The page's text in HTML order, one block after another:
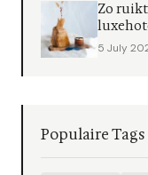
Zo
5 July
Populaire Tags